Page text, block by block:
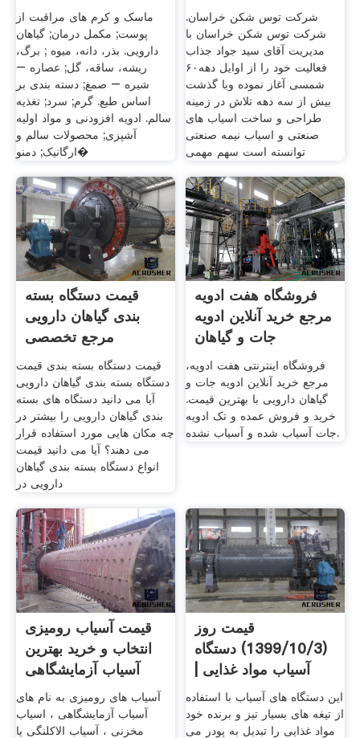
ماسک و کرم های مراقبت از
پوست; مکمل درمان; گیاهان
دارویی. بذر، دانه، میوه ; برگ،
ریشه، ساقه، گل; عصاره –
شیره – صمغ; دسته بندی بر
اساس طبع. گرم; سرد; تغذیه
سالم. ادویه افزودنی و مواد اولیه
آشپزی; محصولات سالم و
ارگانیک; دمنو�
شرکت توس شکن خراسان.
شرکت توس شکن خراسان با
مدیریت آقای سید جواد جذاب
فعالیت خود را از اوایل دهه۶۰
شمسی آغاز نموده وبا گذشت
بیش از سه دهه تلاش در زمینه
طراحی و ساخت اسیاب های
صنعتی و اسیاب نیمه صنعتی
توانسته است سهم مهمی
قیمت دستگاه بسته
بندی گیاهان دارویی
مرجع تخصصی
قیمت دستگاه بسته بندی قیمت
دستگاه بسته بندی گیاهان دارویی
آیا می دانید دستگاه های بسته
بندی گیاهان دارویی را بیشتر در
چه مکان هایی مورد استفاده قرار
می دهند؟ آیا می دانید قیمت
انواع دستگاه بسته بندی گیاهان
دارویی در
فروشگاه هفت ادویه
مرجع خرید آنلاین ادویه
جات و گیاهان
فروشگاه اینترنتی هفت ادویه،
مرجع خرید آنلاین ادویه جات و
گیاهان دارویی با بهترین قیمت.
خرید و فروش عمده و تک ادویه
جات آسیاب شده و آسیاب نشده.
قیمت آسیاب رومیزی
انتخاب و خرید بهترین
آسیاب آزمایشگاهی
آسیاب های رومیزی به نام های
آسیاب آزمایشگاهی ، اسیاب
مخزنی ، آسیاب الاکلنگی یا
قیمت روز
(1399/10/3) دستگاه
آسیاب مواد غذایی |
ویترین
این دستگاه های آسیاب با استفاده
از تیغه های بسیار تیز و برنده خود
مواد غذایی را تبدیل به پودر می